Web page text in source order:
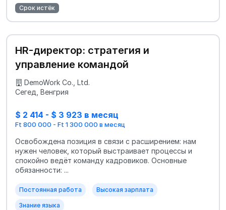
Срок истёк
HR-директор: стратегия и
управление командой
DemoWork Co., Ltd.
Сегед, Венгрия
$ 2 414 - $ 3 923 в месяц
Ft 800 000 - Ft 1 300 000 в месяц
Освобождена позиция в связи с расширением: нам
нужен человек, который выстраивает процессы и
спокойно ведёт команду кадровиков. Основные
обязанности: ...
Постоянная работа Высокая зарплата
Знание языка